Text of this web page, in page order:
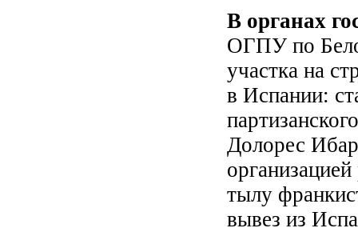
В органах
ОГПУ по
участка на
в Испании:
Долорес
тылу
вывез из